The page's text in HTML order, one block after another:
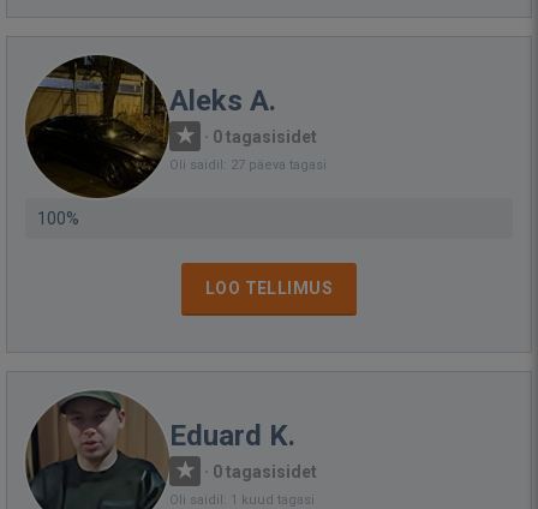
Aleks A.
· 0 tagasisidet
Oli saidil: 27 päeva tagasi
100%
LOO TELLIMUS
Eduard K.
· 0 tagasisidet
Oli saidil: 1 kuud tagasi